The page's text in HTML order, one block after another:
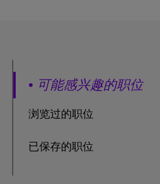
可能感兴趣的职位
浏览过的职位
已保存的职位